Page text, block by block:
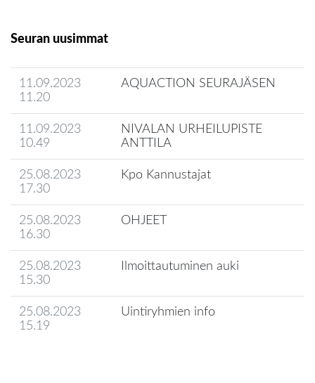
Seuran uusimmat
11.09.2023
11.20
AQUACTION SEURAJÄSEN
11.09.2023
10.49
NIVALAN URHEILUPISTE
ANTTILA
25.08.2023
17.30
Kpo Kannustajat
25.08.2023
16.30
OHJEET
25.08.2023
15.30
Ilmoittautuminen auki
25.08.2023
15.19
Uintiryhmien info